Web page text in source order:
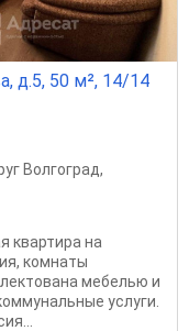
д.5, 50 м², 14/14
Волгоград,
квартира на
комнаты
мебелью и
услуги.